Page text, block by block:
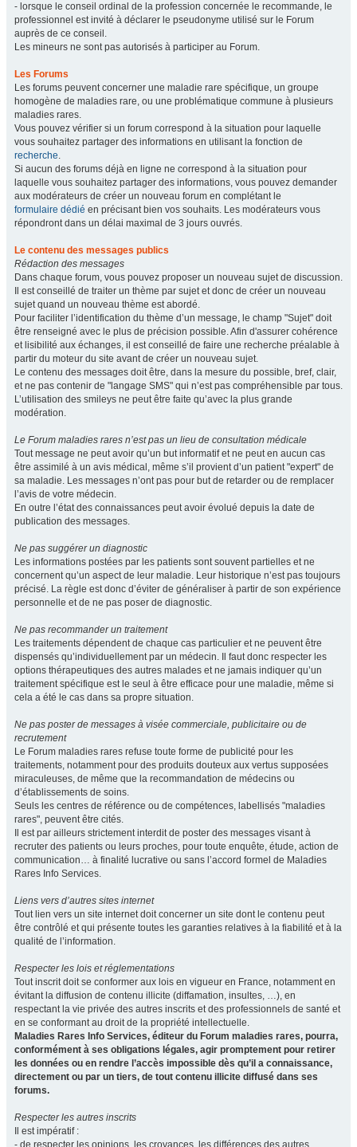
- lorsque le conseil ordinal de la profession concernée le recommande, le
professionnel est invité à déclarer le pseudonyme utilisé sur le Forum
auprès de ce conseil.
Les mineurs ne sont pas autorisés à participer au Forum.
Les Forums
Les forums peuvent concerner une maladie rare spécifique, un groupe
homogène de maladies rare, ou une problématique commune à plusieurs
maladies rares.
Vous pouvez vérifier si un forum correspond à la situation pour laquelle
vous souhaitez partager des informations en utilisant la fonction de
recherche.
Si aucun des forums déjà en ligne ne correspond à la situation pour
laquelle vous souhaitez partager des informations, vous pouvez demander
aux modérateurs de créer un nouveau forum en complétant le
formulaire dédié en précisant bien vos souhaits. Les modérateurs vous
répondront dans un délai maximal de 3 jours ouvrés.
Le contenu des messages publics
Rédaction des messages
Dans chaque forum, vous pouvez proposer un nouveau sujet de discussion.
Il est conseillé de traiter un thème par sujet et donc de créer un nouveau
sujet quand un nouveau thème est abordé.
Pour faciliter l’identification du thème d’un message, le champ "Sujet" doit
être renseigné avec le plus de précision possible. Afin d'assurer cohérence
et lisibilité aux échanges, il est conseillé de faire une recherche préalable à
partir du moteur du site avant de créer un nouveau sujet.
Le contenu des messages doit être, dans la mesure du possible, bref, clair,
et ne pas contenir de "langage SMS" qui n’est pas compréhensible par tous.
L’utilisation des smileys ne peut être faite qu’avec la plus grande
modération.
Le Forum maladies rares n’est pas un lieu de consultation médicale
Tout message ne peut avoir qu’un but informatif et ne peut en aucun cas
être assimilé à un avis médical, même s’il provient d’un patient "expert" de
sa maladie. Les messages n’ont pas pour but de retarder ou de remplacer
l’avis de votre médecin.
En outre l’état des connaissances peut avoir évolué depuis la date de
publication des messages.
Ne pas suggérer un diagnostic
Les informations postées par les patients sont souvent partielles et ne
concernent qu’un aspect de leur maladie. Leur historique n’est pas toujours
précisé. La règle est donc d’éviter de généraliser à partir de son expérience
personnelle et de ne pas poser de diagnostic.
Ne pas recommander un traitement
Les traitements dépendent de chaque cas particulier et ne peuvent être
dispensés qu’individuellement par un médecin. Il faut donc respecter les
options thérapeutiques des autres malades et ne jamais indiquer qu’un
traitement spécifique est le seul à être efficace pour une maladie, même si
cela a été le cas dans sa propre situation.
Ne pas poster de messages à visée commerciale, publicitaire ou de
recrutement
Le Forum maladies rares refuse toute forme de publicité pour les
traitements, notamment pour des produits douteux aux vertus supposées
miraculeuses, de même que la recommandation de médecins ou
d’établissements de soins.
Seuls les centres de référence ou de compétences, labellisés "maladies
rares", peuvent être cités.
Il est par ailleurs strictement interdit de poster des messages visant à
recruter des patients ou leurs proches, pour toute enquête, étude, action de
communication… à finalité lucrative ou sans l’accord formel de Maladies
Rares Info Services.
Liens vers d’autres sites internet
Tout lien vers un site internet doit concerner un site dont le contenu peut
être contrôlé et qui présente toutes les garanties relatives à la fiabilité et à la
qualité de l’information.
Respecter les lois et réglementations
Tout inscrit doit se conformer aux lois en vigueur en France, notamment en
évitant la diffusion de contenu illicite (diffamation, insultes, …), en
respectant la vie privée des autres inscrits et des professionnels de santé et
en se conformant au droit de la propriété intellectuelle.
Maladies Rares Info Services, éditeur du Forum maladies rares, pourra,
conformément à ses obligations légales, agir promptement pour retirer
les données ou en rendre l’accès impossible dès qu’il a connaissance,
directement ou par un tiers, de tout contenu illicite diffusé dans ses
forums.
Respecter les autres inscrits
Il est impératif :
- de respecter les opinions, les croyances, les différences des autres